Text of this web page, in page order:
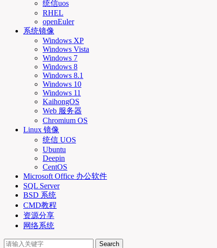
统信uos
RHEL
openEuler
系统镜像
Windows XP
Windows Vista
Windows 7
Windows 8
Windows 8.1
Windows 10
Windows 11
KaihongOS
Web 服务器
Chromium OS
Linux 镜像
统信 UOS
Ubuntu
Deepin
CentOS
Microsoft Office 办公软件
SQL Server
BSD 系统
CMD教程
资源分享
网络系统
Search